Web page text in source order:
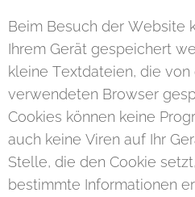
Beim Besuch der Website
Ihrem Gerät gespeichert
kleine Textdateien, die von
verwendeten Browser
Cookies können keine
auch keine Viren auf Ihr
Stelle, die den Cookie
bestimmte Informationen